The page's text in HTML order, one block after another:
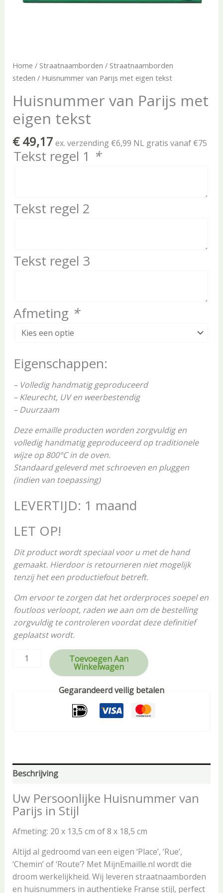
Home / Straatnaamborden / Straatnaamborden
steden / Huisnummer van Parijs met eigen tekst
Huisnummer van Parijs met
eigen tekst
€49,17 ex. verzending €6,99 NL gratis vanaf €75
Tekst regel 1 *
Tekst regel 2
Tekst regel 3
Afmeting *
Eigenschappen:
– Volledig handmatig geproduceerd
– Kleurecht, UV en weerbestendig
– Duurzaam
Deze emaille producten worden zorgvuldig en
volledig handmatig geproduceerd op traditionele
wijze op 800°C in de oven.
Standaard geleverd met schroeven en pluggen
(indien van toepassing)
LEVERTIJD: 1 maand
LET OP!
Dit product wordt speciaal voor u met de hand
gemaakt. Hierdoor is retourneren niet mogelijk
tenzij het een productiefout betreft.
Om ervoor te zorgen dat het orderproces soepel en
foutloos verloopt, raden we aan om de bestelling
zorgvuldig te controleren voordat deze definitief
geplaatst wordt.
Toevoegen Aan
Winkelwagen
Gegarandeerd veilig betalen
Beschrijving
Uw Persoonlijke Huisnummer van
Parijs in Stijl
Afmeting: 20 x 13,5 cm of 8 x 18,5 cm
Altijd al gedroomd van een eigen ‘Place’, ‘Rue’,
‘Chemin’ of ‘Route’? Met MijnEmaille.nl wordt die
droom werkelijkheid. Wij leveren straatnaamborden
en huisnummers in authentieke Franse stijl, perfect